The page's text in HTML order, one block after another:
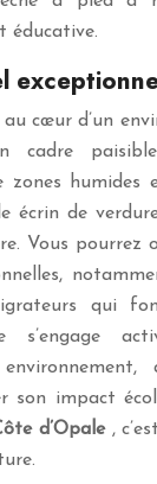
éducative.
cœur d’un
cadre
zones
écrin de
Vous pourrez
qui
s’engage
son impact
d’Opale ,